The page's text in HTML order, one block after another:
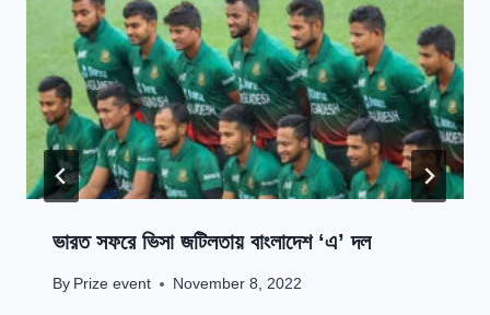
ভারত সফরে ভিসা জটিলতায় বাংলাদেশ ‘এ’ দল
By Prize event November 8, 2022